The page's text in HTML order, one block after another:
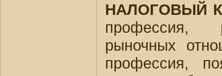
НАЛОГОВЫЙ
профессия,
рыночных
профессия,